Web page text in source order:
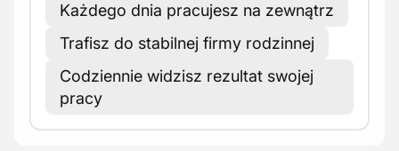
Każdego dnia pracujesz na zewnątrz
Trafisz do stabilnej firmy rodzinnej
Codziennie widzisz rezultat swojej
pracy